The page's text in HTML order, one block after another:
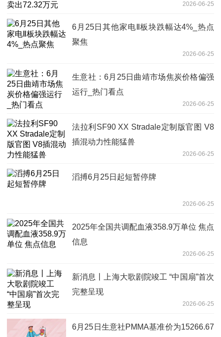
2026-06-25
6月25日其他家电Ⅱ板块跌幅达4%_热点
聚焦
2026-06-25
生意社：6月25日曲靖市场焦炭价格偏强
运行_热门看点
2026-06-25
法拉利SF90 XX Stradale定制版官图 V8
插混动力性能猛兽
2026-06-25
滔搏6月25日起短暂停牌
2026-06-25
2025年全国共调配血液358.9万单位 焦点
信息
2026-06-25
新消息丨上海大歌剧院竣工 “中国扇”首次
完整呈现
2026-06-25
6月25日生意社PMMA基准价为15266.67